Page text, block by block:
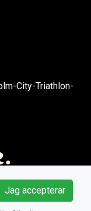
City-Triathlon-
Jag accepterar